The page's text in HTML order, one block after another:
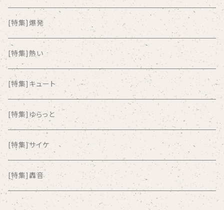
ALL ITEM 10 TIMES
Amia Calva
Amsterdamned
ANYO
And Summer Club
anticlockwise
Aysula
[特集]爆発
[特集]熱い
[特集]キュート
[特集]ゆらっと
[特集]サイケ
[特集]轟音